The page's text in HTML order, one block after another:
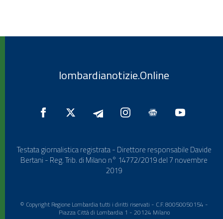
lombardianotizie.Online
Testata giornalistica registrata - Direttore responsabile Davide
Bertani - Reg. Trib. di Milano n° 14772/2019 del 7 novembre
2019
© Copyright Regione Lombardia tutti i diritti riservati - C.F. 80050050154 -
Piazza Città di Lombardia 1 - 20124 Milano